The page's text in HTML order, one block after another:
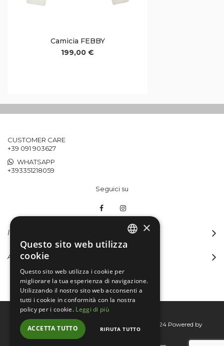
Camicia FEBBY
199,00 €
CUSTOMER CARE
+39 091 903627
WHATSAPP
+393351218059
Seguici su
INFORMAZIONI
ACCOUNT
Bertini group srl © 2015-2026 - P.I. 06076830824 Powered by
Connecta
×
Questo sito web utilizza
cookie
Questo sito web utilizza i cookie per
migliorare la tua esperienza di navigazione.
Utilizzando il nostro sito web acconsenti a
tutti i cookie in conformità con la nostra
policy per i cookie. Leggi di più
ACCETTA TUTTO RIFIUTA TUTTO